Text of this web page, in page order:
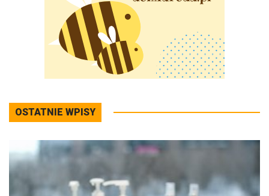
OSTATNIE WPISY